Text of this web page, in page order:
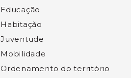
Educação
Habitação
Juventude
Mobilidade
Ordenamento do território